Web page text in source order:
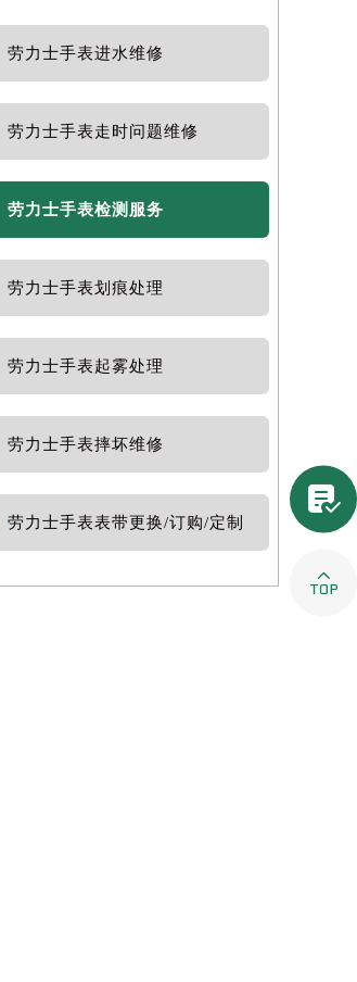
劳力士手表进水维修
劳力士手表走时问题维修
劳力士手表检测服务
劳力士手表划痕处理
劳力士手表起雾处理
劳力士手表摔坏维修
劳力士手表表带更换/订购/定制

